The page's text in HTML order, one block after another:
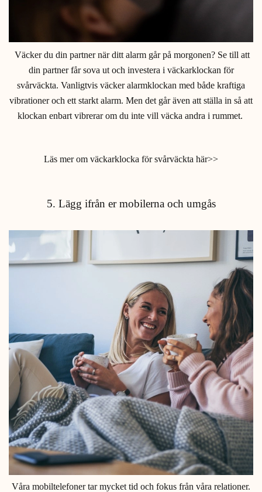
Väcker du din partner när ditt alarm går på morgonen? Se till att
din partner får sova ut och investera i väckarklockan för
svårväckta. Vanligtvis väcker alarmklockan med både kraftiga
vibrationer och ett starkt alarm. Men det går även att ställa in så att
klockan enbart vibrerar om du inte vill väcka andra i rummet.
Läs mer om väckarklocka för svårväckta här>>
5. Lägg ifrån er mobilerna och umgås
Våra mobiltelefoner tar mycket tid och fokus från våra relationer.